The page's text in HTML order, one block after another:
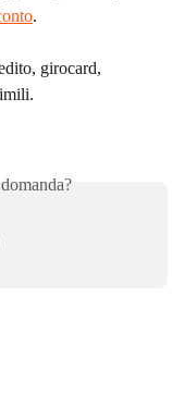
.
girocard,